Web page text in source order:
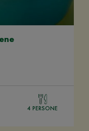
4 PERSONE